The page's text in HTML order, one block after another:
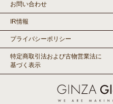
お問い合わせ
IR情報
プライバシーポリシー
特定商取引法および古物営業法に
基づく表示